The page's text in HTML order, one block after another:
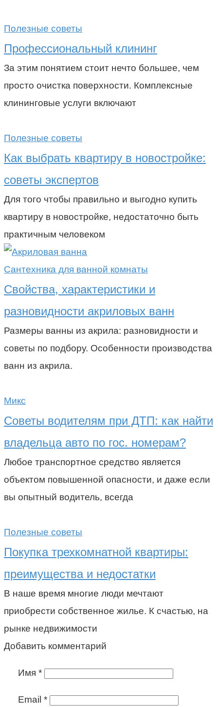
Полезные советы
Профессиональный клининг
За этим понятием стоит нечто большее, чем
просто очистка поверхности. Комплексные
клининговые услуги включают
Полезные советы
Как выбрать квартиру в новостройке:
советы экспертов
Для того чтобы правильно и выгодно купить
квартиру в новостройке, недостаточно быть
практичным человеком
Сантехника для ванной комнаты
Свойства, характеристики и
разновидности акриловых ванн
Размеры ванны из акрила: разновидности и
советы по подбору. Особенности производства
ванн из акрила.
Микс
Советы водителям при ДТП: как найти
владельца авто по гос. номерам?
Любое транспортное средство является
объектом повышенной опасности, и даже если
вы опытный водитель, всегда
Полезные советы
Покупка трехкомнатной квартиры:
преимущества и недостатки
В наше время многие люди мечтают
приобрести собственное жилье. К счастью, на
рынке недвижимости
Добавить комментарий
Имя *
Email *